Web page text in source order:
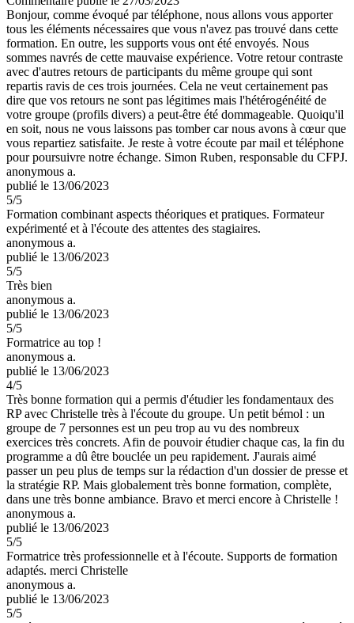
Bonjour, comme évoqué par téléphone, nous allons vous apporter
tous les éléments nécessaires que vous n'avez pas trouvé dans cette
formation. En outre, les supports vous ont été envoyés. Nous
sommes navrés de cette mauvaise expérience. Votre retour contraste
avec d'autres retours de participants du même groupe qui sont
repartis ravis de ces trois journées. Cela ne veut certainement pas
dire que vos retours ne sont pas légitimes mais l'hétérogénéité de
votre groupe (profils divers) a peut-être été dommageable. Quoiqu'il
en soit, nous ne vous laissons pas tomber car nous avons à cœur que
vous repartiez satisfaite. Je reste à votre écoute par mail et téléphone
pour poursuivre notre échange. Simon Ruben, responsable du CFPJ.
anonymous a.
publié le 13/06/2023
5/5
Formation combinant aspects théoriques et pratiques. Formateur
expérimenté et à l'écoute des attentes des stagiaires.
anonymous a.
publié le 13/06/2023
5/5
Très bien
anonymous a.
publié le 13/06/2023
5/5
Formatrice au top !
anonymous a.
publié le 13/06/2023
4/5
Très bonne formation qui a permis d'étudier les fondamentaux des
RP avec Christelle très à l'écoute du groupe. Un petit bémol : un
groupe de 7 personnes est un peu trop au vu des nombreux
exercices très concrets. Afin de pouvoir étudier chaque cas, la fin du
programme a dû être bouclée un peu rapidement. J'aurais aimé
passer un peu plus de temps sur la rédaction d'un dossier de presse et
la stratégie RP. Mais globalement très bonne formation, complète,
dans une très bonne ambiance. Bravo et merci encore à Christelle !
anonymous a.
publié le 13/06/2023
5/5
Formatrice très professionnelle et à l'écoute. Supports de formation
adaptés. merci Christelle
anonymous a.
publié le 13/06/2023
5/5